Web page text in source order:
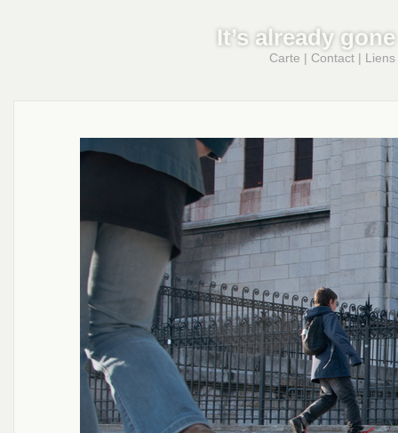
It’s already gone
Carte | Contact | Liens